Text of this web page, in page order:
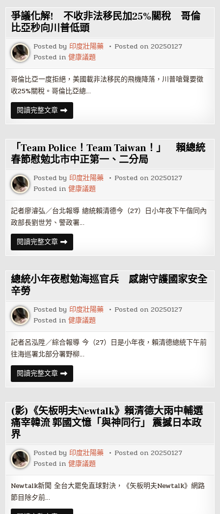
標
王
鴻
薇：
不
會
讓
個
別
立
委
落
單
不
會
讓
民
進
黨
爭議化解! 不收非法移民加25%關稅 哥倫
比亞秒向川普低頭
Posted by 印度壯陽藥 Posted on20250127
Posted in健康議題
哥倫比亞一度拒絕，美國載非法移民的飛機降落，川普嗆聲要徵
收25%關稅。哥倫比亞總…
閱讀完整文章爭
議
化
不
收
非
法
移
民
加
25%
關
稅
哥
倫
比
亞
秒
向
川
普
「Team Police！Team Taiwan！」 賴總統
春節慰勉北市中正第一、二分局
Posted by 印度壯陽藥 Posted on20250127
Posted in健康議題
記者廖濬弘／台北報導 總統賴清德今（27）日小年夜下午偕同內
政部長劉世芳、警政署…
閱讀完整文章「Team
Police！
Team
賴
總
統
慰
勉
北
市
中
正
第
一、
二
分
局
總統小年夜慰勉海巡官兵 感謝守護國家安全
辛勞
Posted by 印度壯陽藥 Posted on20250127
Posted in健康議題
記者呂泓陞／綜合報導 今（27）日是小年夜，賴清德總統下午前
往海巡署北部分署野柳…
閱讀完整文章總
統
小
夜
慰
勉
海
巡
感
謝
守
護
國
家
安
勞
(影)《矢板明夫Newtalk》賴清德大雨中輔選
痛宰韓流 郭國文憶「與神同行」 震撼日本政
界
Posted by 印度壯陽藥 Posted on20250127
Posted in健康議題
Newtalk新聞 全台大罷免直球對決，《矢板明夫Newtalk》網路
節目除夕前…